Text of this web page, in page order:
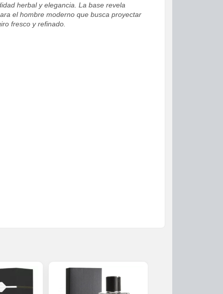
herbal y elegancia. La base revela
el hombre moderno que busca proyectar
fresco y refinado.